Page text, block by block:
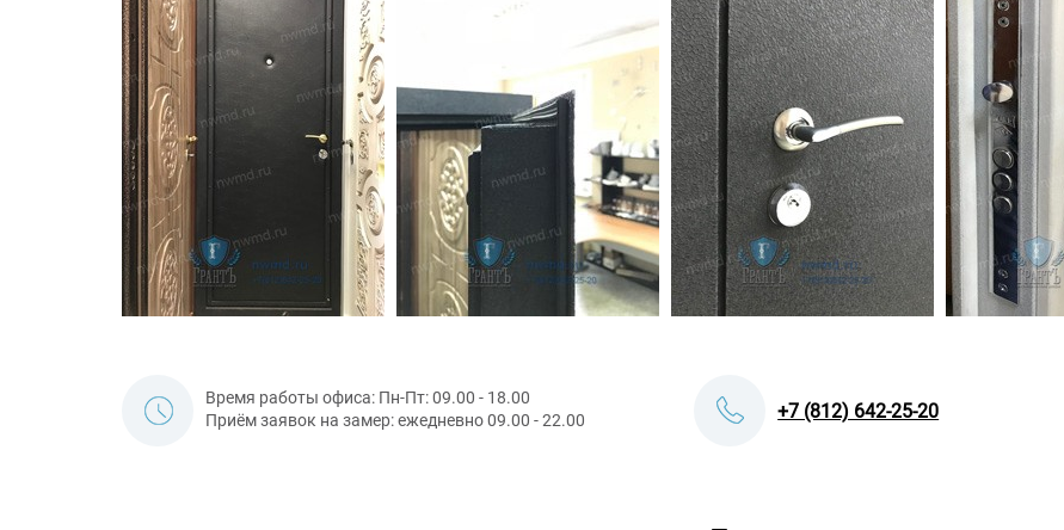
Время работы офиса: Пн-Пт: 09.00 - 18.00
Приём заявок на замер: ежедневно 09.00 - 22.00
+7 (812) 642-25-20